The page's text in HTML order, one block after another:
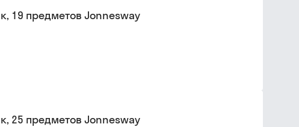
19 предметов Jonnesway
25 предметов Jonnesway